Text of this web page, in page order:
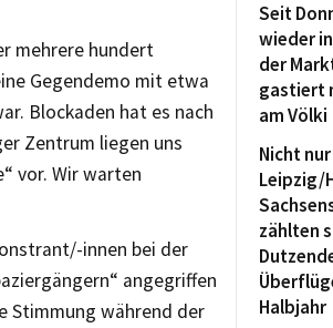
mehrere hundert
Gegendemo mit etwa
Blockaden hat es nach
Zentrum liegen uns
vor. Wir warten
innen bei der
angegriffen
Stimmung während der
Seit
wieder
der
gastiert
am Völki
Nicht
Leipzig/
zählten
Halbjahr